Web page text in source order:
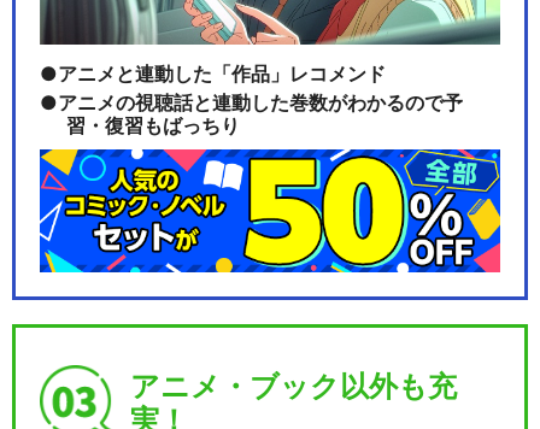
アニメと連動した「作品」レコメンド
アニメの視聴話と連動した巻数がわかるので予
習・復習もばっちり
アニメ・ブック以外も充
実！